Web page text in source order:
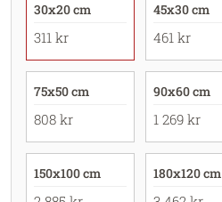
30x20 cm
311 kr
45x30 cm
461 kr
75x50 cm
808 kr
90x60 cm
1 269 kr
150x100 cm 180x120 cm